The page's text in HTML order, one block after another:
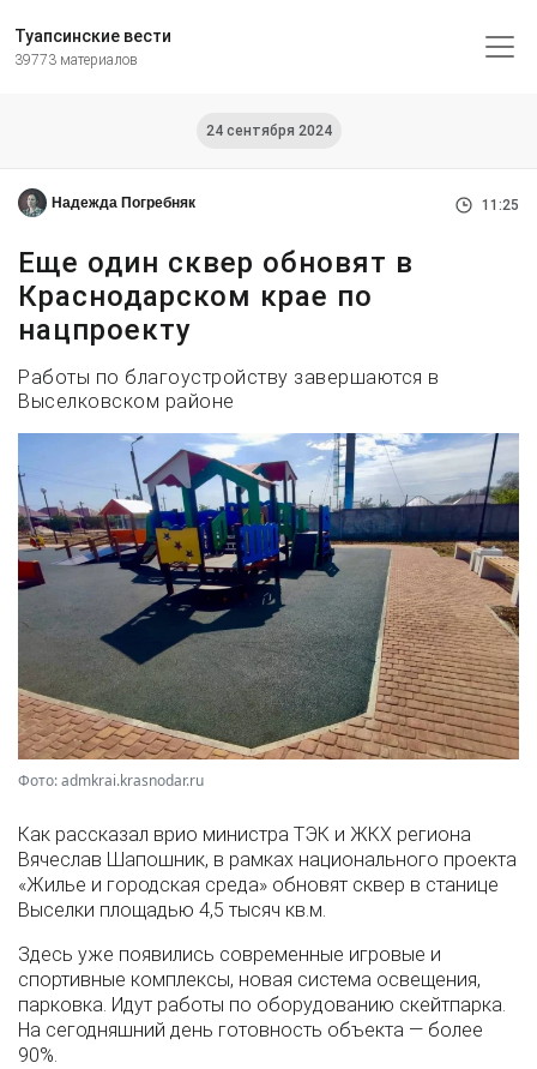
Туапсинские вести
39773 материалов
24 сентября 2024
Надежда Погребняк 11:25
Еще один сквер обновят в
Краснодарском крае по
нацпроекту
Работы по благоустройству завершаются в
Выселковском районе
Фото: admkrai.krasnodar.ru
Как рассказал врио министра ТЭК и ЖКХ региона
Вячеслав Шапошник, в рамках национального проекта
«Жилье и городская среда» обновят сквер в станице
Выселки площадью 4,5 тысяч кв.м.
Здесь уже появились современные игровые и
спортивные комплексы, новая система освещения,
парковка. Идут работы по оборудованию скейтпарка.
На сегодняшний день готовность объекта — более
90%.